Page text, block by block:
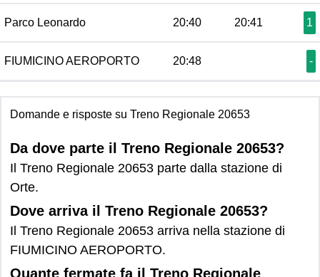
Parco Leonardo 20:40 20:41 1
FIUMICINO AEROPORTO 20:48 -
Domande e risposte su Treno Regionale 20653
Da dove parte il Treno Regionale 20653?
Il Treno Regionale 20653 parte dalla stazione di
Orte.
Dove arriva il Treno Regionale 20653?
Il Treno Regionale 20653 arriva nella stazione di
FIUMICINO AEROPORTO.
Quante fermate fa il Treno Regionale